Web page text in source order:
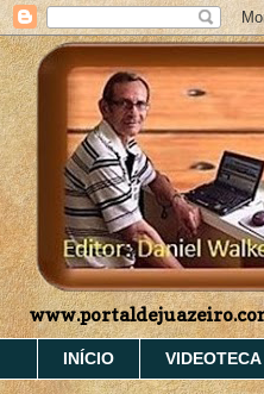
INÍCIO VIDEOTECA